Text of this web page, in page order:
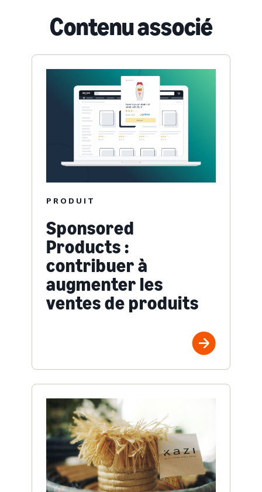
Contenu associé
PRODUIT
Sponsored
Products :
contribuer à
augmenter les
ventes de produits